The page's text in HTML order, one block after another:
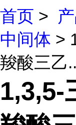
首页 >
中间体 >
羧酸三乙
1,3,5-